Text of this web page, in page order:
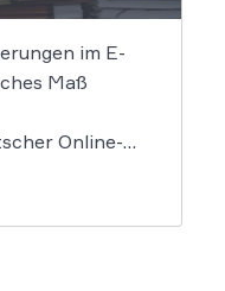
im E-
Maß
Online-
alle
der